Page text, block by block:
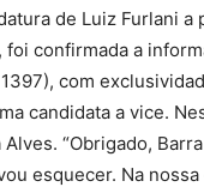
de Luiz Furlani a
foi confirmada a
com
candidata a vice.
“Obrigado,
esquecer. Na